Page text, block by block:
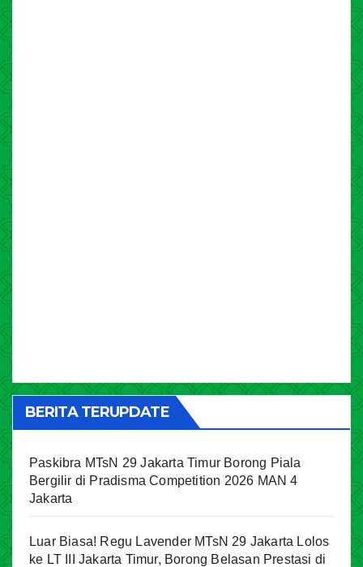
BERITA TERUPDATE
Paskibra MTsN 29 Jakarta Timur Borong Piala
Bergilir di Pradisma Competition 2026 MAN 4
Jakarta
Luar Biasa! Regu Lavender MTsN 29 Jakarta Lolos
ke LT III Jakarta Timur, Borong Belasan Prestasi di